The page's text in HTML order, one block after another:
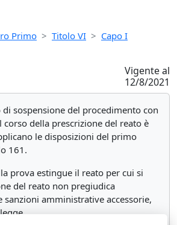
Primo Titolo VI
Capo I
Vigente al
12/8/2021
sospensione del procedimento con
corso della prescrizione del reato è
le disposizioni del primo
161.
prova estingue il reato per cui si
del reato non pregiudica
sanzioni amministrative accessorie,